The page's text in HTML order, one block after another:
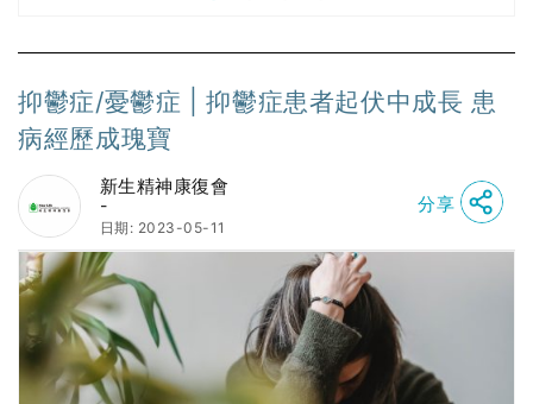
抑鬱症/憂鬱症 | 抑鬱症患者起伏中成長 患
病經歷成瑰寶
新生精神康復會
-
日期: 2023-05-11
分享